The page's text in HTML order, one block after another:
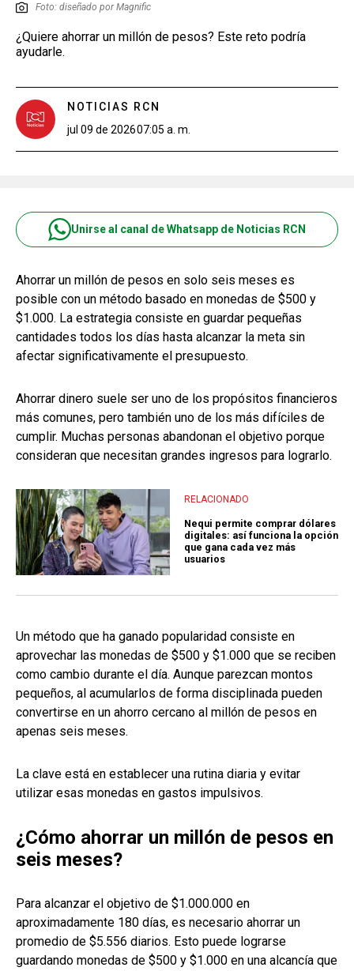
Foto: diseñado por Magnific
¿Quiere ahorrar un millón de pesos? Este reto podría
ayudarle.
NOTICIAS RCN
jul 09 de 202607:05 a. m.
Unirse al canal de Whatsapp de Noticias RCN
Ahorrar un millón de pesos en solo seis meses es
posible con un método basado en monedas de $500 y
$1.000. La estrategia consiste en guardar pequeñas
cantidades todos los días hasta alcanzar la meta sin
afectar significativamente el presupuesto.
Ahorrar dinero suele ser uno de los propósitos financieros
más comunes, pero también uno de los más difíciles de
cumplir. Muchas personas abandonan el objetivo porque
consideran que necesitan grandes ingresos para lograrlo.
RELACIONADO
Nequi permite comprar dólares
digitales: así funciona la opción
que gana cada vez más
usuarios
Un método que ha ganado popularidad consiste en
aprovechar las monedas de $500 y $1.000 que se reciben
como cambio durante el día. Aunque parezcan montos
pequeños, al acumularlos de forma disciplinada pueden
convertirse en un ahorro cercano al millón de pesos en
apenas seis meses.
La clave está en establecer una rutina diaria y evitar
utilizar esas monedas en gastos impulsivos.
¿Cómo ahorrar un millón de pesos en
seis meses?
Para alcanzar el objetivo de $1.000.000 en
aproximadamente 180 días, es necesario ahorrar un
promedio de $5.556 diarios. Esto puede lograrse
guardando monedas de $500 y $1.000 en una alcancía que